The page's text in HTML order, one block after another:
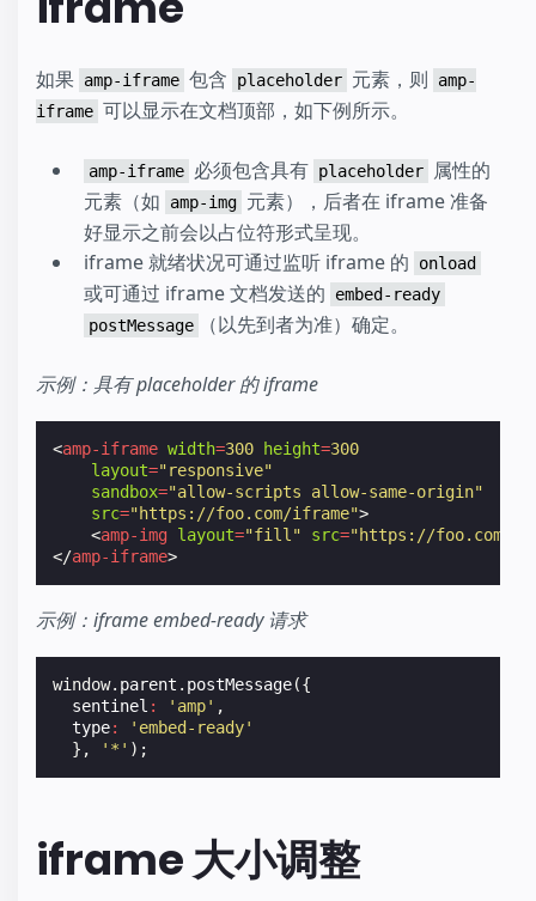
如果 amp-iframe 包含 placeholder 元素，则
amp-
iframe 可以显示在文档顶部，如下例所示。
amp-iframe 必须包含具有 placeholder 属性的
元素（如
amp-img 元素），后者在 iframe 准备
好显示之前会以占位符形式呈现。
iframe 就绪状况可通过监听 iframe 的
onload
或可通过 iframe 文档发送的
embed-ready
postMessage
（以先到者为准）确定。
示例：具有 placeholder 的 iframe
<amp-iframe width=300 height=300
layout="responsive"
sandbox="allow-scripts allow-same-origin"
src="https://foo.com/iframe">
<amp-img layout="fill" src="https://foo.com/
</amp-iframe>
示例：iframe embed-ready 请求
window. parent . postMessage({
sentinel : 'amp' ,
type:
'embed-ready'
},
'*' );
iframe 大小调整